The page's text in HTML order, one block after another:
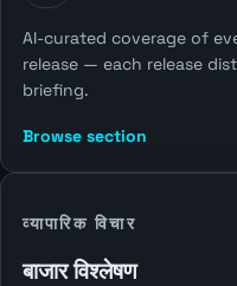
AI-curated coverage of
release — each release
briefing.
Browse section
व्यापारिक विचार
बाजार विश्लेषण